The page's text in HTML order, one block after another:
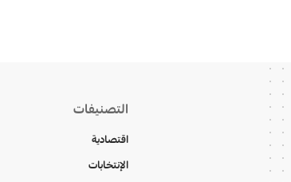
التصنيفات
اقتصادية
الإنتخابات